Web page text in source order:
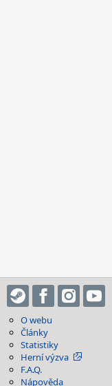
O webu
Články
Statistiky
Herní výzva
F.A.Q.
Nápověda